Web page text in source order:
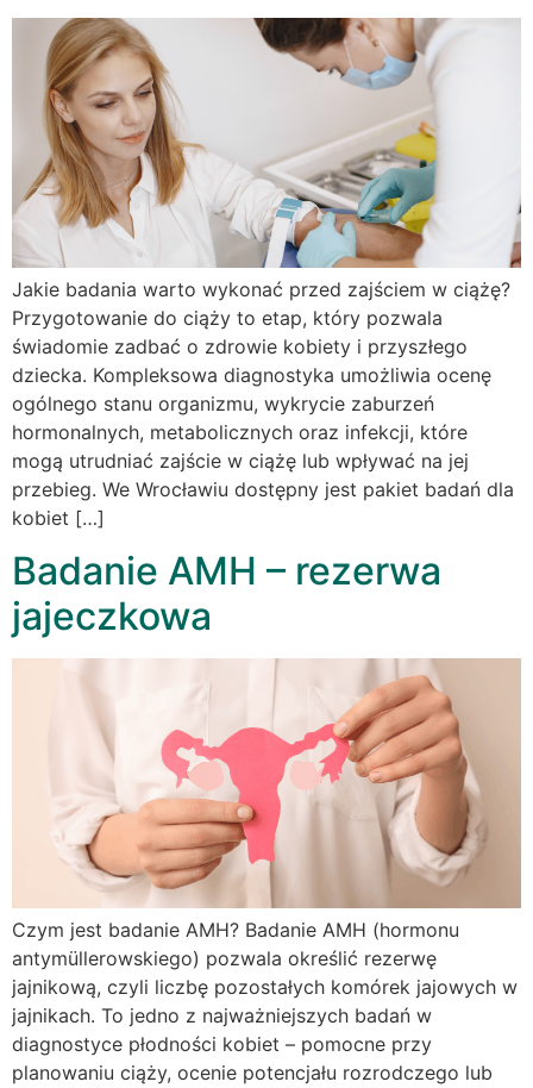
Jakie badania warto wykonać przed zajściem w ciążę?
Przygotowanie do ciąży to etap, który pozwala
świadomie zadbać o zdrowie kobiety i przyszłego
dziecka. Kompleksowa diagnostyka umożliwia ocenę
ogólnego stanu organizmu, wykrycie zaburzeń
hormonalnych, metabolicznych oraz infekcji, które
mogą utrudniać zajście w ciążę lub wpływać na jej
przebieg. We Wrocławiu dostępny jest pakiet badań dla
kobiet […]
Badanie AMH – rezerwa
jajeczkowa
Czym jest badanie AMH? Badanie AMH (hormonu
antymüllerowskiego) pozwala określić rezerwę
jajnikową, czyli liczbę pozostałych komórek jajowych w
jajnikach. To jedno z najważniejszych badań w
diagnostyce płodności kobiet – pomocne przy
planowaniu ciąży, ocenie potencjału rozrodczego lub